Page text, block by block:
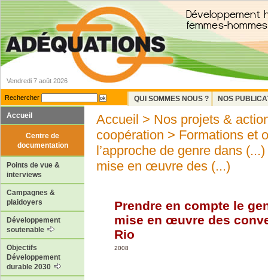
Vendredi 7 août 2026
Rechercher QUI SOMMES NOUS ?
NOS
Accueil
Centre de
documentation
Points de vue &
interviews
Campagnes &
plaidoyers
Développement
soutenable
Objectifs
Développement
durable 2030
Accueil > Nos projets &
coopération > Formations et
l’approche de genre dans (...)
mise en œuvre des (...)
Prendre en compte le
mise en œuvre des
Rio
2008